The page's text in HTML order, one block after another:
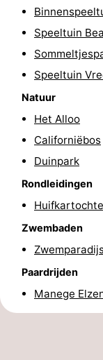
Schoorlse
Duinen
Bergen
aan
Bergen
Alkmaar
Egmond
aan
Zee
Noordhollands
duinreservaat
Wijk
aan
Natuur
Kennermerland
Haarlem
Zandvoort
Weer
Speeltuin
Speeltuin
Natuur
Het Alloo
Californiëbos
Duinpark
Rondleidingen
Zwembaden
Paardrijden
Manege